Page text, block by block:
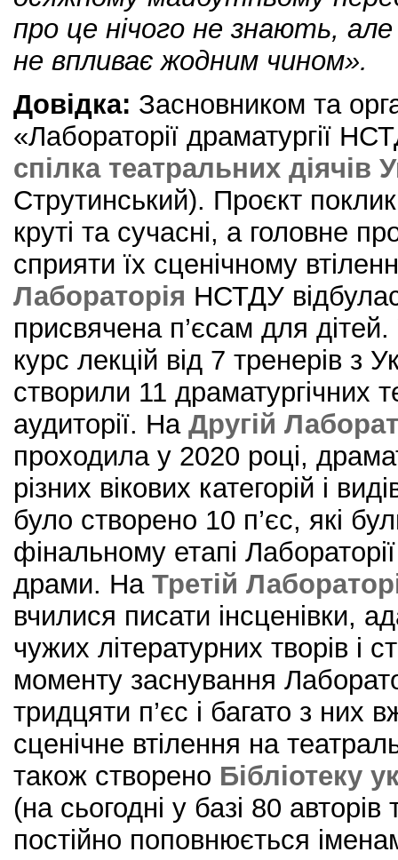
про це нічого не знають,
не впливає жодним чином».
Довідка: Засновником та
«Лабораторії драматургії
спілка театральних діячів
Струтинський). Проєкт
круті та сучасні, а головне
сприяти їх сценічному
Лабораторія НСТДУ
присвячена п’єсам для
курс лекцій від 7 тренерів з
створили 11 драматургічних
аудиторії. На Другій
проходила у 2020 році,
різних вікових категорій і
було створено 10 п’єс, які
фінальному етапі
драми. На Третій
вчилися писати інсценівки,
чужих літературних творів і
моменту заснування
тридцяти п’єс і багато з них
сценічне втілення на
також створено Бібліотеку
(на сьогодні у базі 80
постійно поповнюється